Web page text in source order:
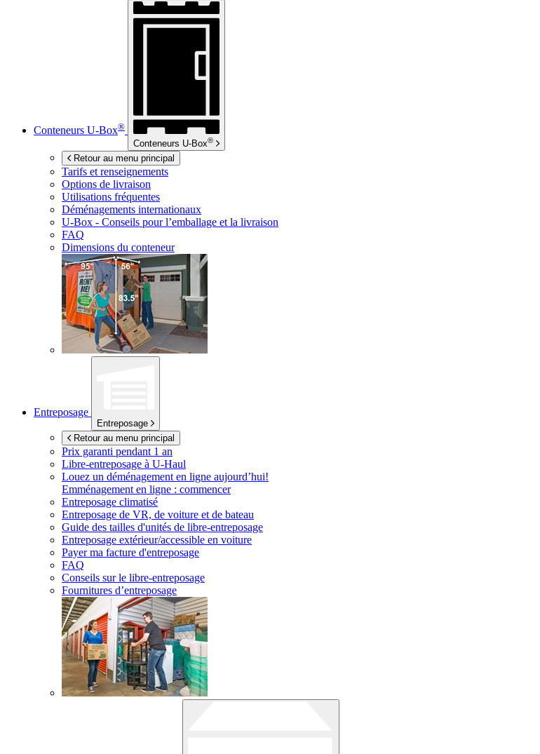
Conteneurs U-Box®
Conteneurs U-Box®
Retour au menu principal
Tarifs et renseignements
Options de livraison
Utilisations fréquentes
Déménagements internationaux
U-Box - Conseils pour l’emballage et la livraison
FAQ
Dimensions du conteneur
Entreposage
Entreposage
Retour au menu principal
Prix garanti pendant 1 an
Libre-entreposage à U-Haul
Louez un déménagement en ligne aujourd’hui!
Emménagement en ligne : commencer
Entreposage climatisé
Entreposage de VR, de voiture et de bateau
Guide des tailles d'unités de libre-entreposage
Entreposage extérieur/accessible en voiture
Payer ma facture d'entreposage
FAQ
Conseils sur le libre-entreposage
Fournitures d’entreposage